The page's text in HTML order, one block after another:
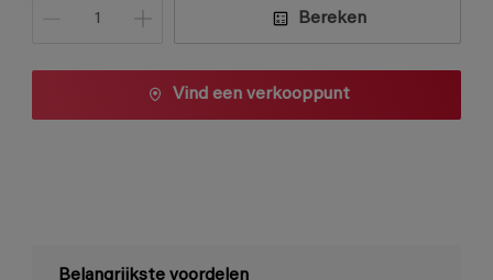
Bereken
Vind een verkooppunt
Belangrijkste voordelen